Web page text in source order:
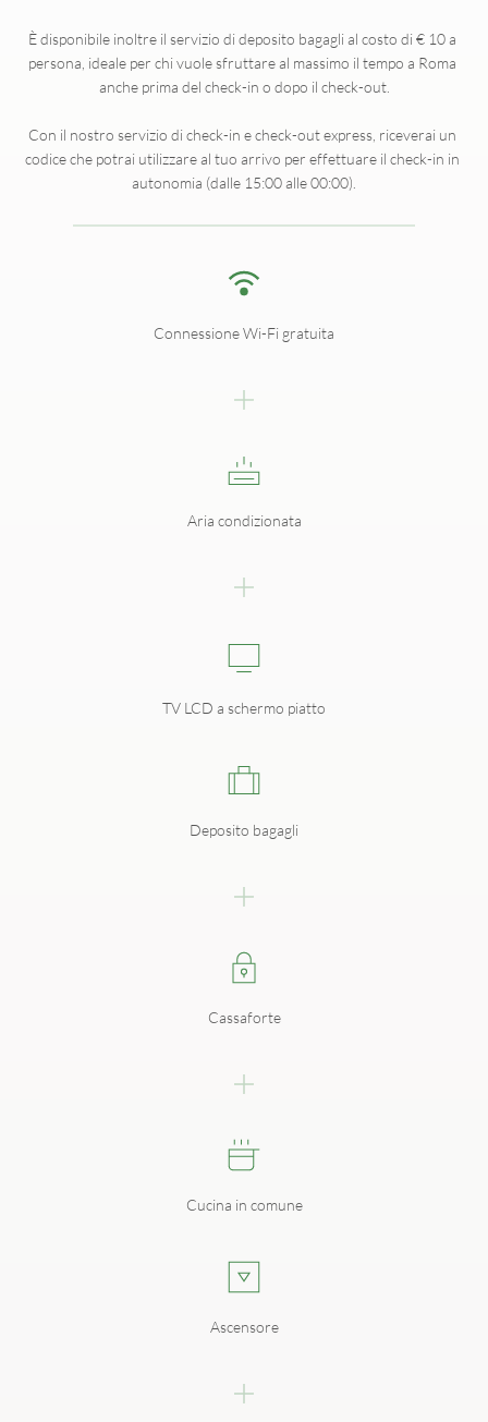
È disponibile inoltre il servizio di deposito bagagli al costo di € 10 a
persona, ideale per chi vuole sfruttare al massimo il tempo a Roma
anche prima del check-in o dopo il check-out.
Con il nostro servizio di check-in e check-out express, riceverai un
codice che potrai utilizzare al tuo arrivo per effettuare il check-in in
autonomia (dalle 15:00 alle 00:00).
Connessione Wi-Fi gratuita
Aria condizionata
TV LCD a schermo piatto
Deposito bagagli
Cassaforte
Cucina in comune
Ascensore